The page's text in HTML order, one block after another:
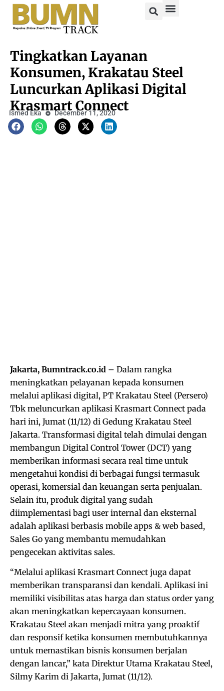
Tingkatkan Layanan
Konsumen, Krakatau Steel
Luncurkan Aplikasi Digital
Krasmart Connect
Ismed Eka December 11, 2020
Jakarta, Bumntrack.co.id – Dalam rangka
meningkatkan pelayanan kepada konsumen
melalui aplikasi digital, PT Krakatau Steel (Persero)
Tbk meluncurkan aplikasi Krasmart Connect pada
hari ini, Jumat (11/12) di Gedung Krakatau Steel
Jakarta. Transformasi digital telah dimulai dengan
membangun Digital Control Tower (DCT) yang
memberikan informasi secara real time untuk
mengetahui kondisi di berbagai fungsi termasuk
operasi, komersial dan keuangan serta penjualan.
Selain itu, produk digital yang sudah
diimplementasi bagi user internal dan eksternal
adalah aplikasi berbasis mobile apps & web based,
Sales Go yang membantu memudahkan
pengecekan aktivitas sales.
“Melalui aplikasi Krasmart Connect juga dapat
memberikan transparansi dan kendali. Aplikasi ini
memiliki visibilitas atas harga dan status order yang
akan meningkatkan kepercayaan konsumen.
Krakatau Steel akan menjadi mitra yang proaktif
dan responsif ketika konsumen membutuhkannya
untuk memastikan bisnis konsumen berjalan
dengan lancar,” kata Direktur Utama Krakatau Steel,
Silmy Karim di Jakarta, Jumat (11/12).